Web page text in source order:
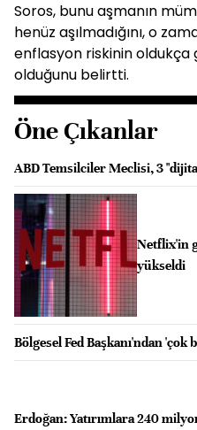
Soros, bunu aşmanın
henüz aşılmadığını, o
enflasyon riskinin
olduğunu belirtti.
Öne Çıkanlar
ABD Temsilciler Meclisi, 3
Netflix'in
yükseldi
Bölgesel Fed Başkanı'ndan 'çok
Erdoğan: Yatırımlara 240